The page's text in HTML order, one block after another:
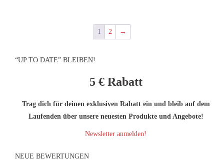
1 2 →
“UP TO DATE” BLEIBEN!
5 € Rabatt
Trag dich für deinen exklusiven Rabatt ein und bleib auf dem
Laufenden über unsere neuesten Produkte und Angebote!
Newsletter anmelden!
NEUE BEWERTUNGEN